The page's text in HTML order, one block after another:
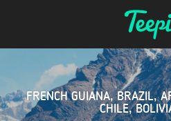
FRENCH GUIANA,BRAZIL,
CHILE,